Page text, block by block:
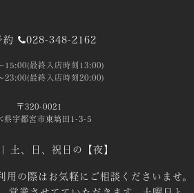
約 028-348-2162
15:00(最終入店時刻13:00)
23:00(最終入店時刻20:00)
〒320-0021
県宇都宮市東塙田1-3-5
土、日、祝日の【夜】
の際はお気軽にご相談くださいませ。